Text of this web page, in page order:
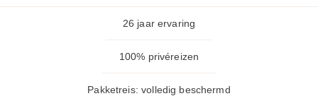
26 jaar ervaring
100% privéreizen
Pakketreis: volledig beschermd